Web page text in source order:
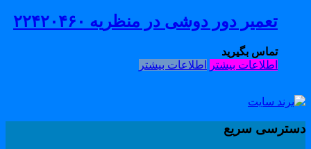
تعمیر دور دوشی در منظریه ۲۲۴۲۰۴۶۰
تماس بگیرید
اطلاعات بیشتر اطلاعات بیشتر
سریع